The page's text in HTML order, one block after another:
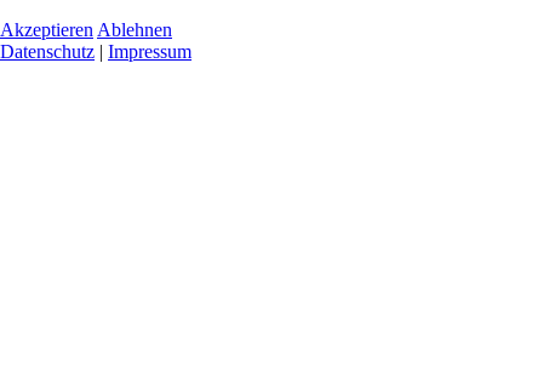
Akzeptieren Ablehnen
Datenschutz | Impressum